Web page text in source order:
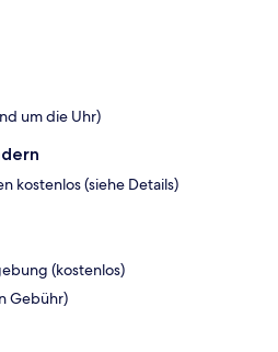
um die Uhr)
kostenlos (siehe Details)
(kostenlos)
Gebühr)